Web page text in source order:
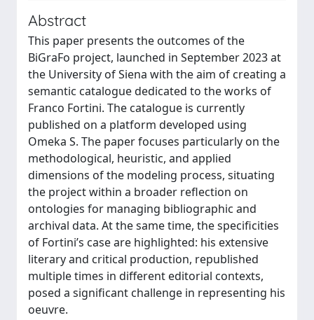
Abstract
This paper presents the outcomes of the
BiGraFo project, launched in September 2023 at
the University of Siena with the aim of creating a
semantic catalogue dedicated to the works of
Franco Fortini. The catalogue is currently
published on a platform developed using
Omeka S. The paper focuses particularly on the
methodological, heuristic, and applied
dimensions of the modeling process, situating
the project within a broader reflection on
ontologies for managing bibliographic and
archival data. At the same time, the specificities
of Fortini’s case are highlighted: his extensive
literary and critical production, republished
multiple times in different editorial contexts,
posed a significant challenge in representing his
oeuvre.